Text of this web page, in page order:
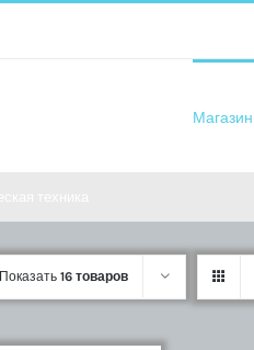
Магазин
Показать16 товаров